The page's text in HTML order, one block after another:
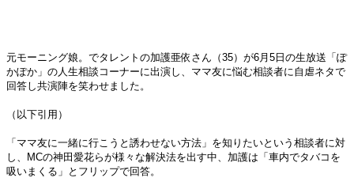
元モーニング娘。でタレントの加護亜依さん（35）が6月5日の生放送「ぽ
かぽか」の人生相談コーナーに出演し、ママ友に悩む相談者に自虐ネタで
回答し共演陣を笑わせました。
（以下引用）
「ママ友に一緒に行こうと誘わせない方法」を知りたいという相談者に対
し、MCの神田愛花らが様々な解決法を出す中、加護は「車内でタバコを
吸いまくる」とフリップで回答。